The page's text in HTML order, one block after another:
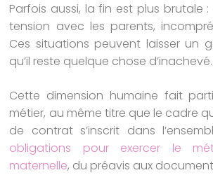
Parfois aussi, la fin est plus brutale
tension avec les parents,
Ces situations peuvent laisser un
qu’il reste quelque chose d’inachevé.
Cette dimension humaine fait
métier, au même titre que le cadre
de contrat s’inscrit dans
obligations pour exercer le
maternelle, du préavis aux